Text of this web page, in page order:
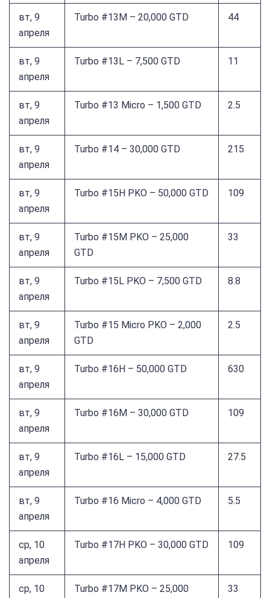
вт, 9
апреля
Turbo #13M – 20,000 GTD 44
вт, 9
апреля
Turbo #13L – 7,500 GTD 11
вт, 9
апреля
Turbo #13 Micro – 1,500 GTD 2.5
вт, 9
апреля
Turbo #14 – 30,000 GTD 215
вт, 9
апреля
Turbo #15H PKO – 50,000 GTD 109
вт, 9
апреля
Turbo #15M PKO – 25,000
GTD
33
вт, 9
апреля
Turbo #15L PKO – 7,500 GTD 8.8
вт, 9
апреля
Turbo #15 Micro PKO – 2,000
GTD
2.5
вт, 9
апреля
Turbo #16H – 50,000 GTD 630
вт, 9
апреля
Turbo #16M – 30,000 GTD 109
вт, 9
апреля
Turbo #16L – 15,000 GTD 27.5
вт, 9
апреля
Turbo #16 Micro – 4,000 GTD 5.5
ср, 10
апреля
Turbo #17H PKO – 30,000 GTD 109
ср, 10
Turbo #17M PKO – 25,000
33